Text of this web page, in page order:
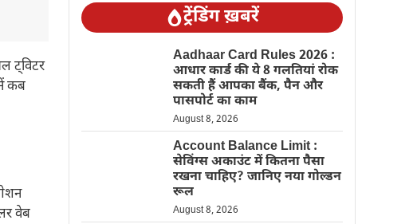
ट्विटर
कब
वेब
ट्रेंडिंग ख़बरें
Aadhaar Card Rules 2026 :
आधार कार्ड की ये 8 गलतियां रोक
सकती हैं आपका बैंक, पैन और
पासपोर्ट का काम
August 8, 2026
Account Balance Limit :
सेविंग्स अकाउंट में कितना पैसा
रखना चाहिए? जानिए नया गोल्डन
रूल
August 8, 2026